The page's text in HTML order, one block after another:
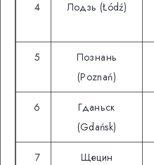
4 Лодзь (Łódź)
5
Познань
(Poznań)
6
Гданьск
(Gdańsk)
7
Щецин